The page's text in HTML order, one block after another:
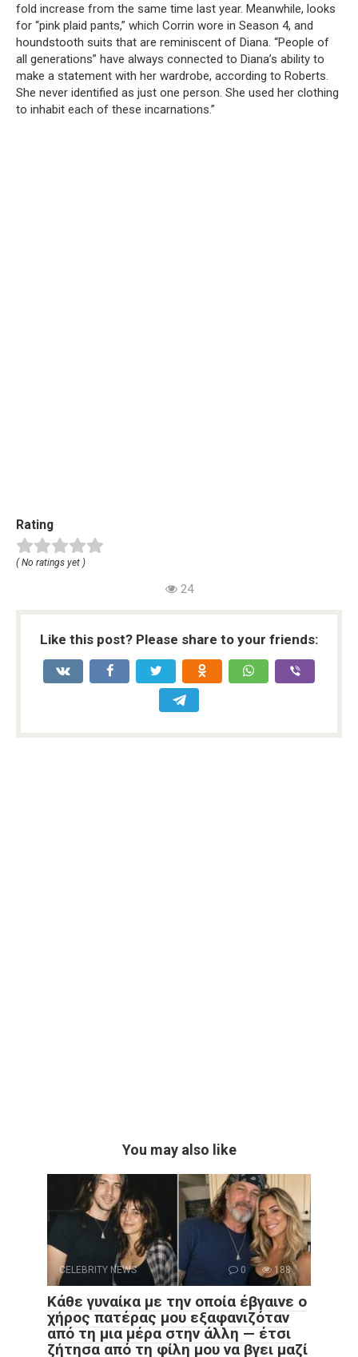
fold increase from the same time last year. Meanwhile, looks
for “pink plaid pants,” which Corrin wore in Season 4, and
houndstooth suits that are reminiscent of Diana. “People of
all generations” have always connected to Diana’s ability to
make a statement with her wardrobe, according to Roberts.
She never identified as just one person. She used her clothing
to inhabit each of these incarnations.”
Rating
( No ratings yet )
24
Like this post? Please share to your friends:
You may also like
CELEBRITY NEWS 0 188
Κάθε γυναίκα με την οποία έβγαινε ο
χήρος πατέρας μου εξαφανιζόταν
από τη μια μέρα στην άλλη — έτσι
ζήτησα από τη φίλη μου να βγει μαζί